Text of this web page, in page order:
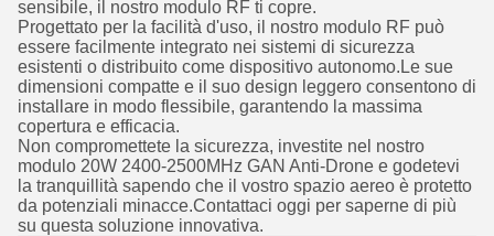
sensibile, il nostro modulo RF ti copre.
Progettato per la facilità d'uso, il nostro modulo RF può
essere facilmente integrato nei sistemi di sicurezza
esistenti o distribuito come dispositivo autonomo.Le sue
dimensioni compatte e il suo design leggero consentono di
installare in modo flessibile, garantendo la massima
copertura e efficacia.
Non compromettete la sicurezza, investite nel nostro
modulo 20W 2400-2500MHz GAN Anti-Drone e godetevi
la tranquillità sapendo che il vostro spazio aereo è protetto
da potenziali minacce.Contattaci oggi per saperne di più
su questa soluzione innovativa.